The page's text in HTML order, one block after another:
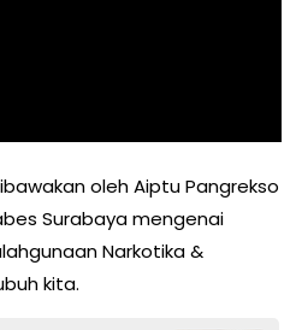
oleh Aiptu Pangrekso
Surabaya mengenai
Narkotika &
kita.